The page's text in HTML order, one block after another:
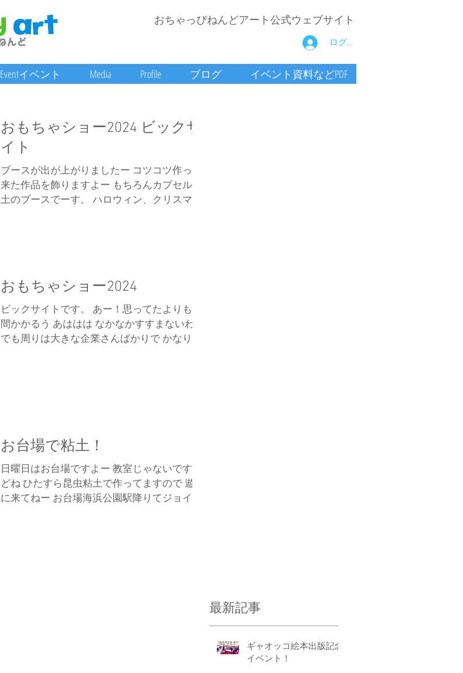
おちゃっぴねんどアート公式ウェブサイト
ログイン
Eventイベント Media Profile ブログ イベント資料などPDF
おもちゃショー2024 ビックサ
イト
ブースが出が上がりましたー コツコツ作って
来た作品を飾りますよー もちろんカプセル粘
土のブースでーす。 ハロウィン、クリスマス
おもちゃショー2024
ビックサイトです。 あー！思ってたよりも時
間かかるう あははは なかなかすすまないわー
でも周りは大きな企業さんばかりで かなり大
お台場で粘土！
日曜日はお台場ですよー 教室じゃないですけ
どね ひたすら昆虫粘土で作ってますので 遊び
に来てねー お台場海浜公園駅降りてジョイポ
最新記事
ギャオッコ絵本出版記念
イベント！